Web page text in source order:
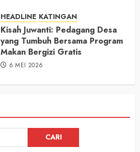
HEADLINE KATINGAN
Kisah Juwanti: Pedagang Desa
yang Tumbuh Bersama Program
Makan Bergizi Gratis
6 MEI 2026
CARI